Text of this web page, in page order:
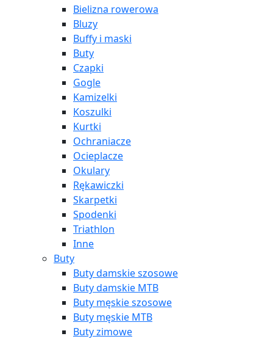
Bielizna rowerowa
Bluzy
Buffy i maski
Buty
Czapki
Gogle
Kamizelki
Koszulki
Kurtki
Ochraniacze
Ocieplacze
Okulary
Rękawiczki
Skarpetki
Spodenki
Triathlon
Inne
Buty
Buty damskie szosowe
Buty damskie MTB
Buty męskie szosowe
Buty męskie MTB
Buty zimowe